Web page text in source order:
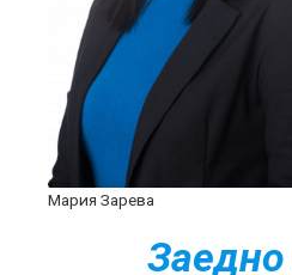
Мария Зарева